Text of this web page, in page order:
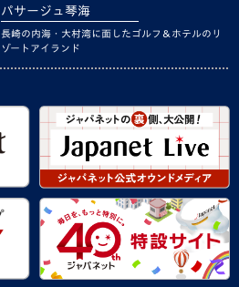
パサージュ琴海
長崎の内海・大村湾に面したゴルフ＆ホテルのリ
ゾートアイランド